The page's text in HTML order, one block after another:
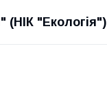
(НІК "Екологія")